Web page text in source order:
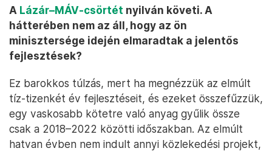
A Lázár–MÁV-csörtét nyilván követi. A
hátterében nem az áll, hogy az ön
minisztersége idején elmaradtak a jelentős
fejlesztések?
Ez barokkos túlzás, mert ha megnézzük az elmúlt
tíz-tizenkét év fejlesztéseit, és ezeket összefűzzük,
egy vaskosabb kötetre való anyag gyűlik össze
csak a 2018–2022 közötti időszakban. Az elmúlt
hatvan évben nem indult annyi közlekedési projekt,